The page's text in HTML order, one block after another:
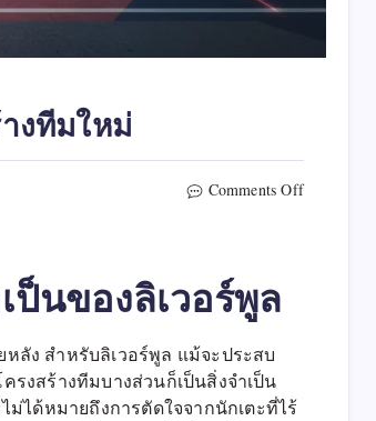
งทีมใหม่
Comments Offon
ป็นของลิเวอร์พูล
ลัง สำหรับลิเวอร์พูล แม้จะประสบ
รงสร้างทีมบางส่วนก็เป็นสิ่งจำเป็น
ม่ได้หมายถึงการตัดใจจากนักเตะที่ไร้